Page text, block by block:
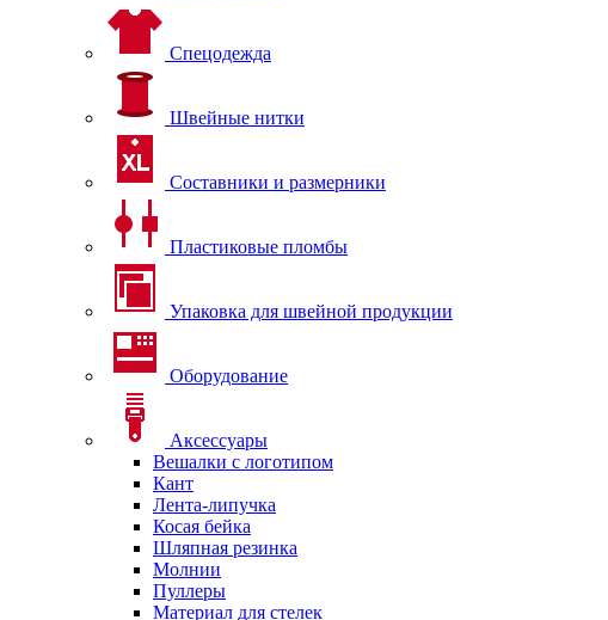
Спецодежда
Швейные нитки
Составники и размерники
Пластиковые пломбы
Упаковка для швейной продукции
Оборудование
Аксессуары
Вешалки с логотипом
Кант
Лента-липучка
Косая бейка
Шляпная резинка
Молнии
Пуллеры
Материал для стелек